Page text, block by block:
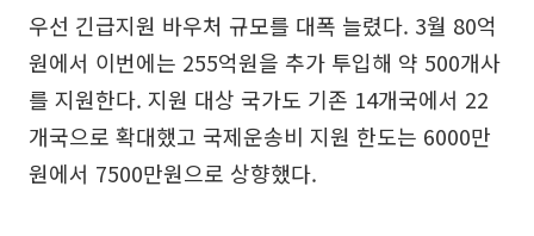
우선 긴급지원 바우처 규모를 대폭 늘렸다. 3월 80억
원에서 이번에는 255억원을 추가 투입해 약 500개사
를 지원한다. 지원 대상 국가도 기존 14개국에서 22
개국으로 확대했고 국제운송비 지원 한도는 6000만
원에서 7500만원으로 상향했다.